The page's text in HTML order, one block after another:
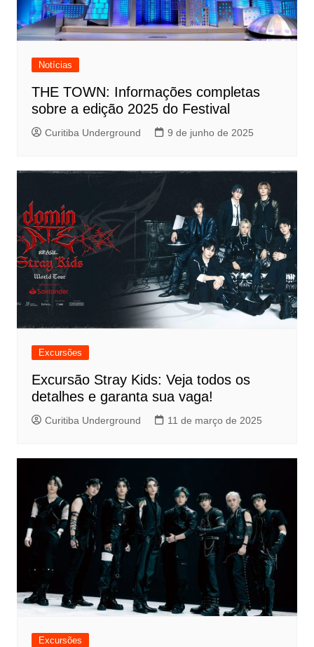
Notícias
THE TOWN: Informações completas
sobre a edição 2025 do Festival
Curitiba Underground 9 de junho de 2025
Excursões
Excursão Stray Kids: Veja todos os
detalhes e garanta sua vaga!
Curitiba Underground 11 de março de 2025
Excursões